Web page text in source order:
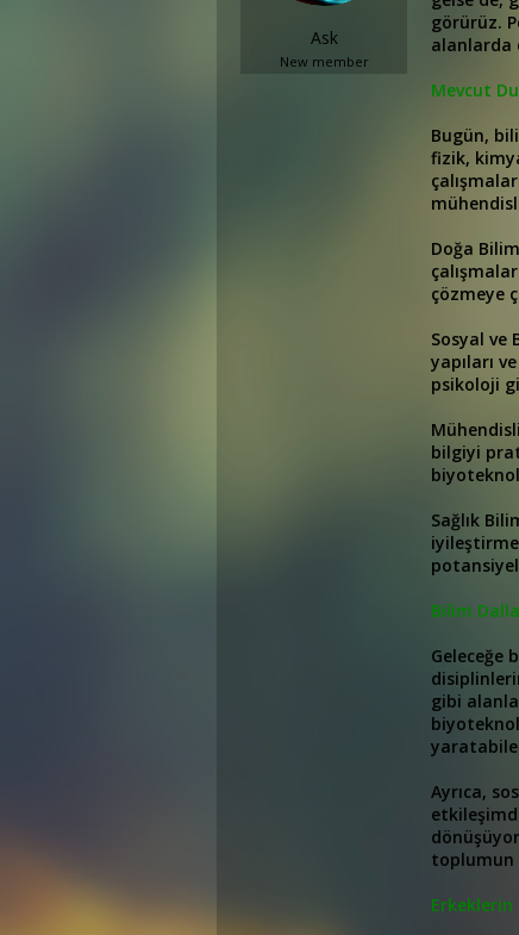
i
Ask
New member
görürüz.
alanlarda
Mevcut
Bugün,
fizik,
Doğa
çözmeye
Sosyal ve
yapıları
psikoloji
bilgiyi
Sağlık
Bilim
Geleceğe
gibi
Ayrıca,
toplumun
Erkeklerin